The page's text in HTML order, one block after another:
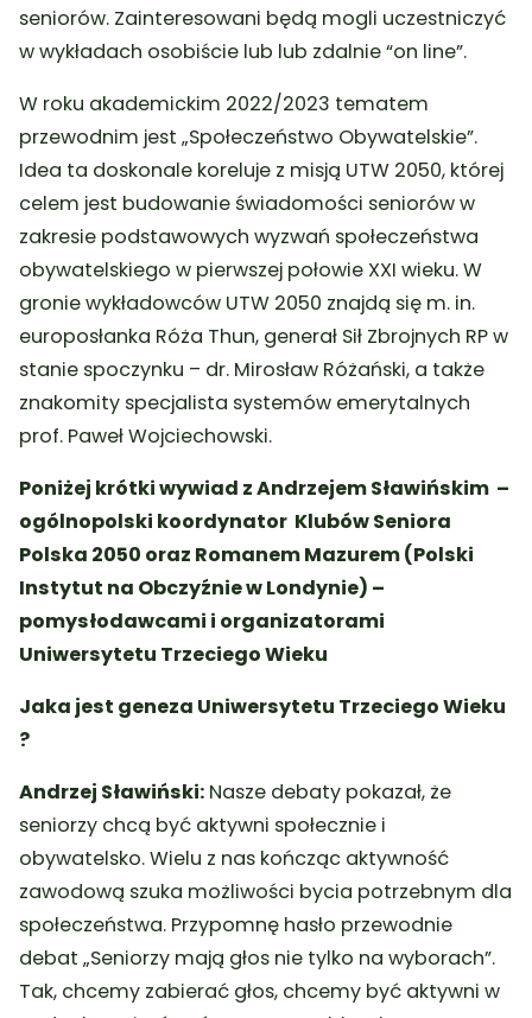
seniorów. Zainteresowani będą mogli uczestniczyć
w wykładach osobiście lub lub zdalnie “on line”.
W roku akademickim 2022/2023 tematem
przewodnim jest „Społeczeństwo Obywatelskie”.
Idea ta doskonale koreluje z misją UTW 2050, której
celem jest budowanie świadomości seniorów w
zakresie podstawowych wyzwań społeczeństwa
obywatelskiego w pierwszej połowie XXI wieku.W
gronie wykładowców UTW 2050 znajdą się m. in.
europosłanka Róża Thun, generał Sił Zbrojnych RP w
stanie spoczynku – dr. Mirosław Różański, a także
znakomity specjalista systemów emerytalnych
prof. Paweł Wojciechowski.
Poniżej krótki wywiad z Andrzejem Sławińskim –
ogólnopolski koordynator Klubów Seniora
Polska 2050 oraz Romanem Mazurem (Polski
Instytut na Obczyźnie w Londynie) –
pomysłodawcami i organizatorami
Uniwersytetu Trzeciego Wieku
Jaka jest geneza Uniwersytetu Trzeciego Wieku
?
Andrzej Sławiński: Nasze debaty pokazał, że
seniorzy chcą być aktywni społecznie i
obywatelsko. Wielu z nas kończąc aktywność
zawodową szuka możliwości bycia potrzebnym dla
społeczeństwa. Przypomnę hasło przewodnie
debat „Seniorzy mają głos nie tylko na wyborach”.
Tak, chcemy zabierać głos, chcemy być aktywni w